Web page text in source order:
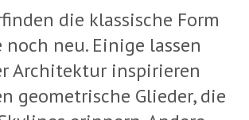
die klassische Form
neu. Einige lassen
Architektur inspirieren
geometrische Glieder, die